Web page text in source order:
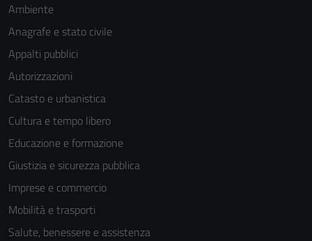
Ambiente
Anagrafe e stato civile
Appalti pubblici
Autorizzazioni
Catasto e urbanistica
Cultura e tempo libero
Educazione e formazione
Giustizia e sicurezza pubblica
Imprese e commercio
Mobilità e trasporti
Salute, benessere e assistenza